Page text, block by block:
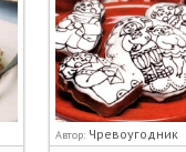
Автор: Чревоугодник